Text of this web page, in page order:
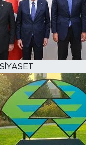
SİYASET